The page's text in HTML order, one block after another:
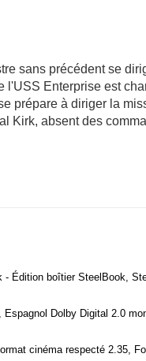
sans précédent se
l'USS Enterprise est
prépare à diriger la
Kirk, absent des
- Édition boîtier SteelBook,
Espagnol Dolby Digital 2.0
cinéma respecté 2.35,